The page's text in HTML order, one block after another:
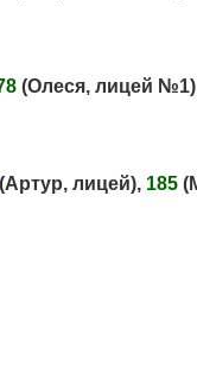
(Олеся, лицей
(Артур, лицей), 185